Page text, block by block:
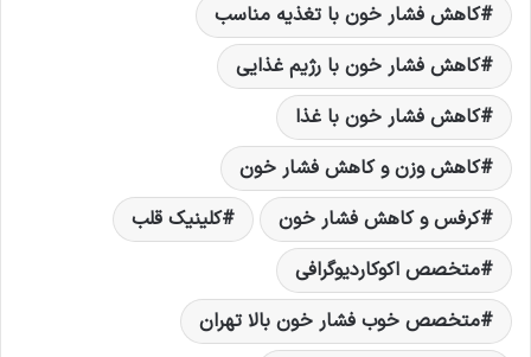
کاهش فشار خون با تغذیه مناسب
کاهش فشار خون با رژیم غذایی
کاهش فشار خون با غذا
کاهش وزن و کاهش فشار خون
کرفس و کاهش فشار خون
کلینیک قلب
متخصص اكوکاردیوگرافی
متخصص خوب فشار خون بالا تهران